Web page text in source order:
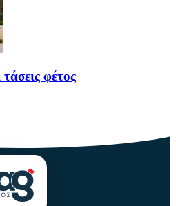
φέτος